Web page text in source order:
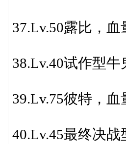
37.Lv.50露比，血
38.Lv.40试作型
39.Lv.75彼特，血
40.Lv.45最终决